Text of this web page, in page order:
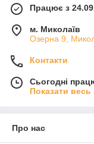
Працює з
м. Миколаїв
Озерна 9,
Контакти
Сьогодні
Показати весь
Про нас